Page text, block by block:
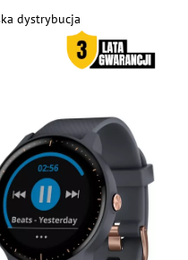
dystrybucja